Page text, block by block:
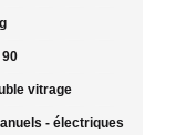
vitrage
- électriques